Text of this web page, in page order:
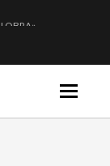
OBRA»
UN BAR.